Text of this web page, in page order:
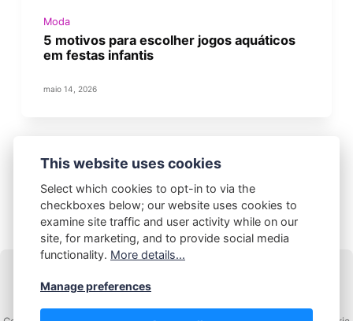
Moda
5 motivos para escolher jogos aquáticos
em festas infantis
maio 14, 2026
This website uses cookies
Select which cookies to opt-in to via the
checkboxes below; our website uses cookies to
examine site traffic and user activity while on our
site, for marketing, and to provide social media
functionality. More details...
Manage preferences